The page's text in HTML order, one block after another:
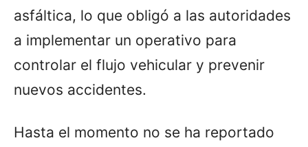
asfáltica, lo que obligó a las autoridades
a implementar un operativo para
controlar el flujo vehicular y prevenir
nuevos accidentes.
Hasta el momento no se ha reportado